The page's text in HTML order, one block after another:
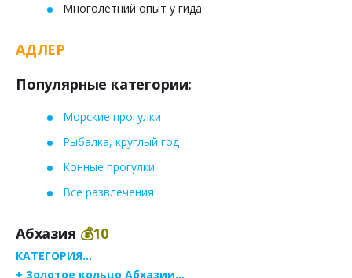
Многолетний опыт у гида
АДЛЕР
Популярные категории:
Морские прогулки
Рыбалка, круглый год
Конные прогулки
Все развлечения
Абхазия 💰10
КАТЕГОРИЯ...
+ Золотое кольцо Абхазии...